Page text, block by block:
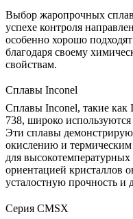
Выбор жаропрочных
успехе контроля
особенно хорошо
благодаря своему
свойствам.
Сплавы Inconel
Сплавы Inconel, такие как
738, широко
Эти сплавы
окислению и
для
ориентацией кристаллов
усталостную прочность и
Серия CMSX